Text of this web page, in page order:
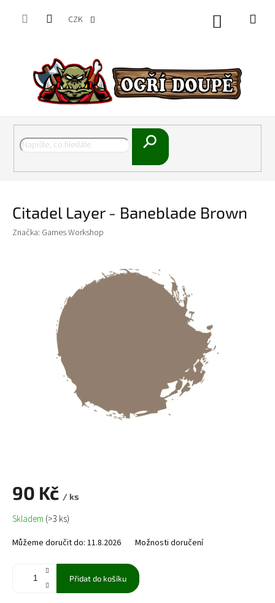
CZK
Hledat
Nákupní
Citadel Layer - Baneblade Brown
Značka: Games Workshop
90 Kč / ks
Měrná
cena:
Skladem (>3 ks)
Můžeme doručit do: 11.8.2026 Možnosti doručení
Přidat do košíku